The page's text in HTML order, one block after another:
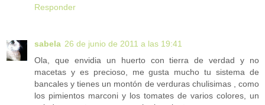
Responder
sabela 26 de junio de 2011 a las 19:41
Ola, que envidia un huerto con tierra de verdad y no
macetas y es precioso, me gusta mucho tu sistema de
bancales y tienes un montón de verduras chulisimas , como
los pimientos marconi y los tomates de varios colores, un